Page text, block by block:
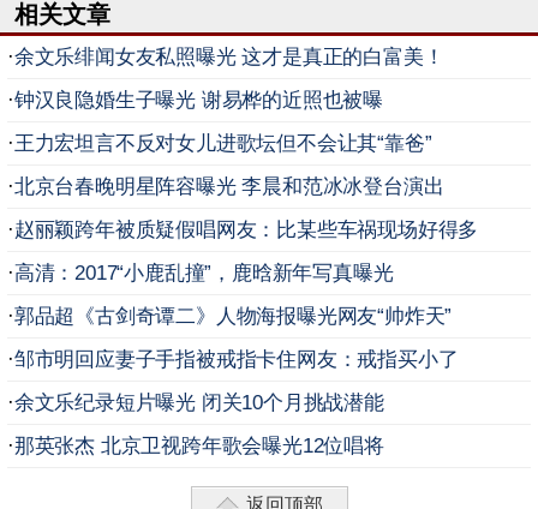
相关文章
·余文乐绯闻女友私照曝光 这才是真正的白富美！
·钟汉良隐婚生子曝光 谢易桦的近照也被曝
·王力宏坦言不反对女儿进歌坛但不会让其“靠爸”
·北京台春晚明星阵容曝光 李晨和范冰冰登台演出
·赵丽颖跨年被质疑假唱网友：比某些车祸现场好得多
·高清：2017“小鹿乱撞”，鹿晗新年写真曝光
·郭品超《古剑奇谭二》人物海报曝光网友“帅炸天”
·邹市明回应妻子手指被戒指卡住网友：戒指买小了
·余文乐纪录短片曝光 闭关10个月挑战潜能
·那英张杰 北京卫视跨年歌会曝光12位唱将
返回顶部